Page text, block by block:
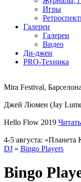
Игры
Галереи
Галереи
Видео
Ди-джеи
PRO-Техника
Mira Festival, Барселона
Джей Люмен (Jay
Hello Flow 2019
4-5 августа:
DJ » Bingo Players
Bingo